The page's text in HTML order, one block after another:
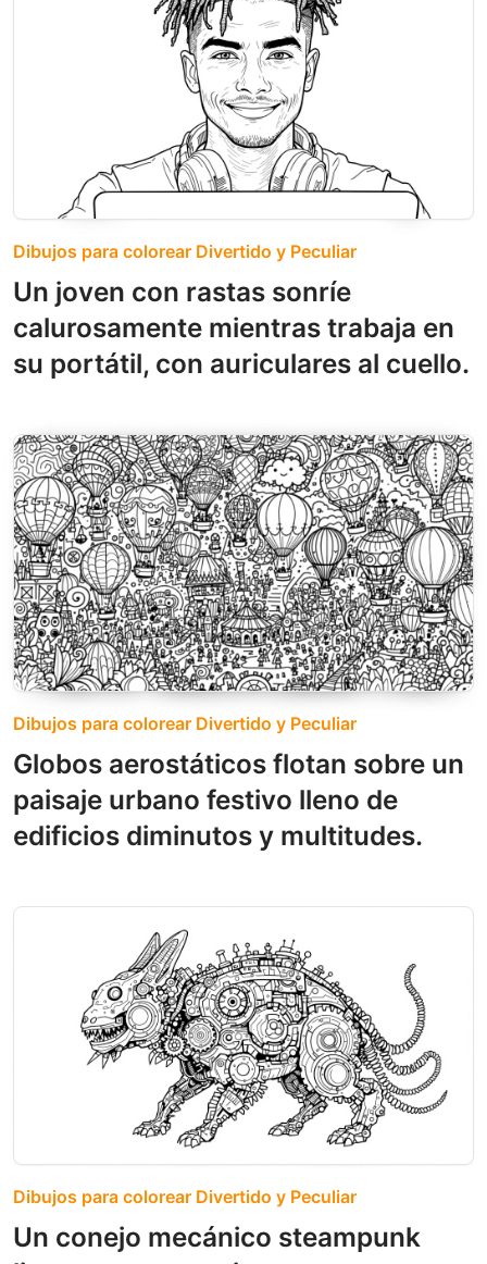
Dibujos para colorear Divertido y Peculiar
Un joven con rastas sonríe
calurosamente mientras trabaja en
su portátil, con auriculares al cuello.
Dibujos para colorear Divertido y Peculiar
Globos aerostáticos flotan sobre un
paisaje urbano festivo lleno de
edificios diminutos y multitudes.
Dibujos para colorear Divertido y Peculiar
Un conejo mecánico steampunk